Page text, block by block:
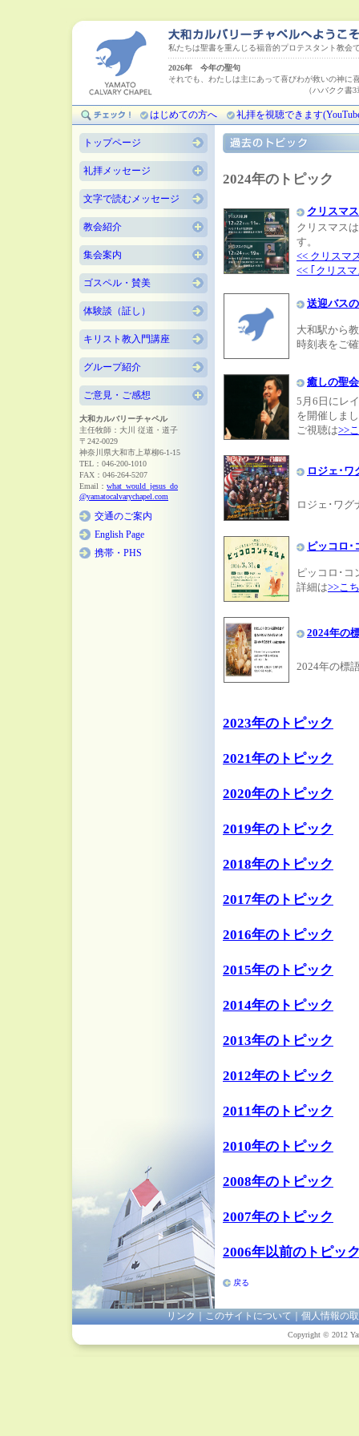
私たちは聖書を重んじる福音的プロテスタント教会
2026年 今年の聖句
それでも、わたしは主にあって喜びわが救いの神に
（ハバクク書3章18
はじめての方へ 礼拝を視聴できます
トップページ
礼拝メッセージ
文字で読むメッセージ
教会紹介
集会案内
ゴスペル・賛美
体験談（証し）
キリスト教入門講座
グループ紹介
ご意見・ご感想
大和カルバリーチャペル
主任牧師：大川 従道・道子
〒242-0029
神奈川県大和市上草柳6-1-15
TEL：046-200-1010
FAX：046-264-5207
Email： what_would_jesus_do
@yamatocalvarychapel.com
交通のご案内
English Page
携帯・PHS
2024年のトピック
クリスマ
クリスマス
す。
<< クリスマ
<< ｢クリス
送迎バス
大和駅から
時刻表をご
癒しの聖
5月6日にレ
を開催しま
ご視聴は>>
ロジェ･ワ
ロジェ･ワグ
ピッコロ･
ピッコロ･コ
詳細は>>こ
2024年の
2024年の標
2023年のトピック
2021年のトピック
2020年のトピック
2019年のトピック
2018年のトピック
2017年のトピック
2016年のトピック
2015年のトピック
2014年のトピック
2013年のトピック
2012年のトピック
2011年のトピック
2010年のトピック
2008年のトピック
2007年のトピック
2006年以前のトピッ
戻る
リンク｜このサイトについて｜個人情報の
Copyright © 2012